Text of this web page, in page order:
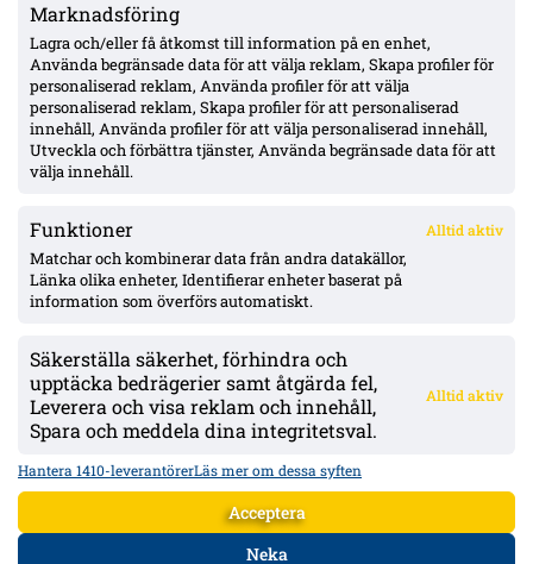
Marknadsföring
Lagra och/eller få åtkomst till information på en enhet,
Använda begränsade data för att välja reklam, Skapa profiler för
personaliserad reklam, Använda profiler för att välja
personaliserad reklam, Skapa profiler för att personaliserad
innehåll, Använda profiler för att välja personaliserad innehåll,
Utveckla och förbättra tjänster, Använda begränsade data för att
välja innehåll.
Funktioner Alltid aktiv
Matchar och kombinerar data från andra datakällor,
Länka olika enheter, Identifierar enheter baserat på
information som överförs automatiskt.
Säkerställa säkerhet, förhindra och
upptäcka bedrägerier samt åtgärda fel,
Leverera och visa reklam och innehåll,
Spara och meddela dina integritetsval.
Alltid aktiv
Hantera 1410-leverantörerLäs mer om dessa syften
Acceptera
Neka
Hammarbys Hahn efter nollan borta mot Rakow – avfärdar
formsvacka, retur 13 augusti
Efter skrivbordsförlusten: Kalmar och Ljungskile i
föreningssamarbete – gör Tyrén spelklar för resten av
Superettan
ÖVERSIKT
Nyheter & Reportage
Spelarbetyg
KONTAKT
kontakt@bollsvenskan.se
redaktionen@bollsvenskan.se
jobb@bollsvenskan.se
ÖVRIGT
Annonsera